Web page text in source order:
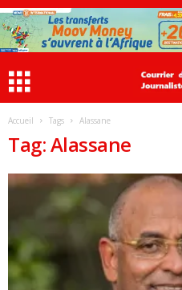
Accueil Tags Alassane
Tag: Alassane